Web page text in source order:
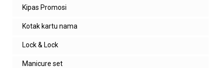
Kipas Promosi
Kotak kartu nama
Lock & Lock
Manicure set